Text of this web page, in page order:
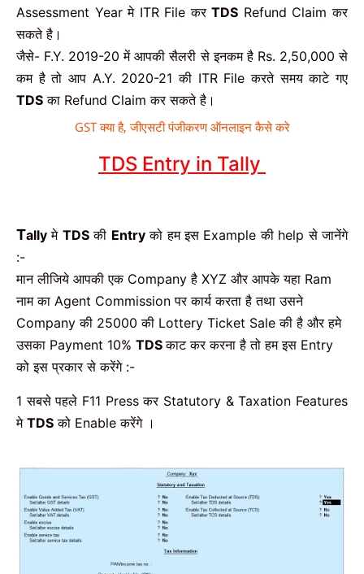
Assessment Year मे ITR File करTDS Refund Claim कर
सकते है।
जैसे- F.Y. 2019-20 में आपकी सैलरी से इनकम है Rs. 2,50,000 से
कम है तो आप A.Y. 2020-21 की ITR File करते समय काटे गए
TDS का Refund Claim कर सकते है।
GST क्या है, जीएसटी पंजीकरण ऑनलाइन कैसे करे
TDS Entry in Tally
Tally मे TDSकी Entryको हम इस Example की help से जानेंगे
:-
मान लीजिये आपकी एक Company है XYZ और आपके यहा Ram
नाम का Agent Commission पर कार्य करता है तथा उसने
Company की 25000 की Lottery Ticket Sale की है और हमे
उसका Payment 10% TDSकाट कर करना है तो हम इस Entry
को इस प्रकार से करेंगे :-
1 सबसे पहले F11 Press कर Statutory & Taxation Features
मे TDS को Enable करेंगे ।